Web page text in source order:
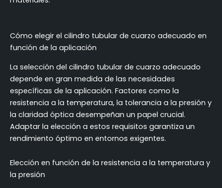
Cómo elegir el cilindro tubular de cuarzo adecuado en
función de la aplicación
La selección del cilindro tubular de cuarzo adecuado
depende en gran medida de las necesidades
específicas de la aplicación. Factores como la
resistencia a la temperatura, la tolerancia a la presión y
la claridad óptica desempeñan un papel crucial.
Adaptar la elección a estos requisitos garantiza un
rendimiento óptimo en entornos exigentes.
Elección en función de la resistencia a la temperatura y
la presión